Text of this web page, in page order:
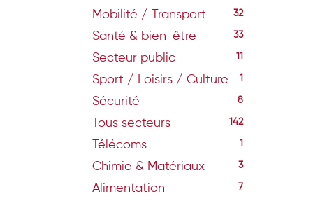
Mobilité / Transport 32
Santé & bien-être 33
Secteur public 11
Sport / Loisirs / Culture 1
Sécurité 8
Tous secteurs 142
Télécoms 1
Chimie & Matériaux 3
Alimentation 7